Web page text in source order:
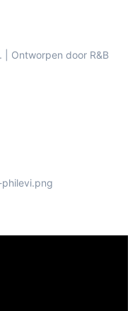
Ontworpen door R&B